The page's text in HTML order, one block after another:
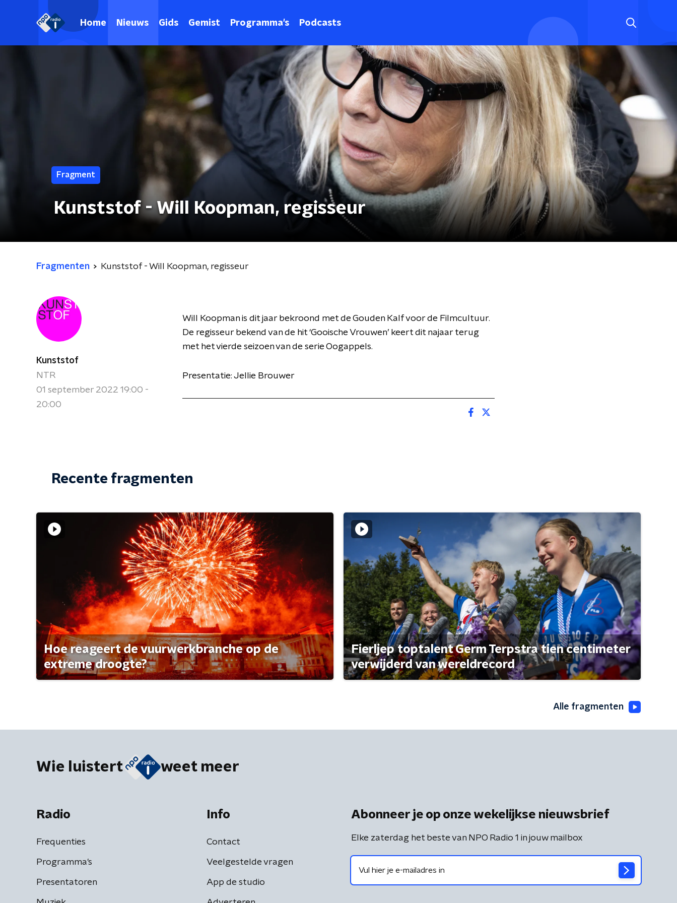
Home Nieuws Gids Gemist Programma's Podcasts
Fragment
Kunststof - Will Koopman, regisseur
Fragmenten Kunststof - Will Koopman, regisseur
Kunststof
NTR
01 september 2022 19:00 -
20:00
Will Koopman is dit jaar bekroond met de Gouden Kalf voor de Filmcultuur.
De regisseur bekend van de hit ‘Gooische Vrouwen’ keert dit najaar terug
met het vierde seizoen van de serie Oogappels.
Presentatie: Jellie Brouwer
Recente fragmenten
Hoe reageert de vuurwerkbranche op de
extreme droogte?
Fierljep toptalent Germ Terpstra tien centimeter
verwijderd van wereldrecord
Alle fragmenten
Wie luistert weet meer
Radio
Frequenties
Programma's
Presentatoren
Info
Contact
Veelgestelde vragen
App de studio
Abonneer je op onze wekelijkse nieuwsbrief
Elke zaterdag het beste van NPO Radio 1 in jouw mailbox